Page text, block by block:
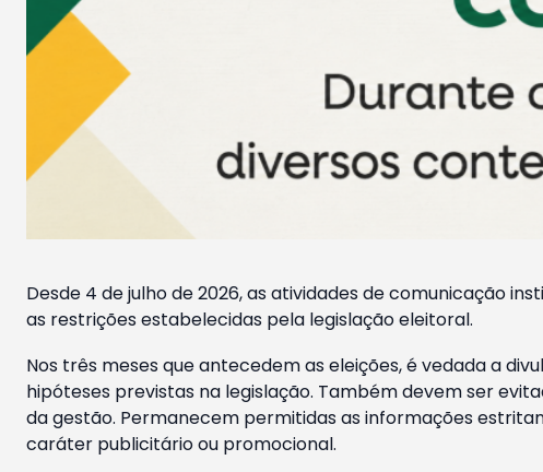
Desde 4 de julho de 2026, as atividades de comunicação
as restrições estabelecidas pela legislação eleitoral.
Nos três meses que antecedem as eleições, é vedada a
hipóteses previstas na legislação. Também devem ser
da gestão. Permanecem permitidas as informações
caráter publicitário ou promocional.